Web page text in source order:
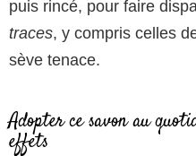
puis rincé, pour faire
traces, y compris celles
sève tenace.
Adopter ce savon au
effets